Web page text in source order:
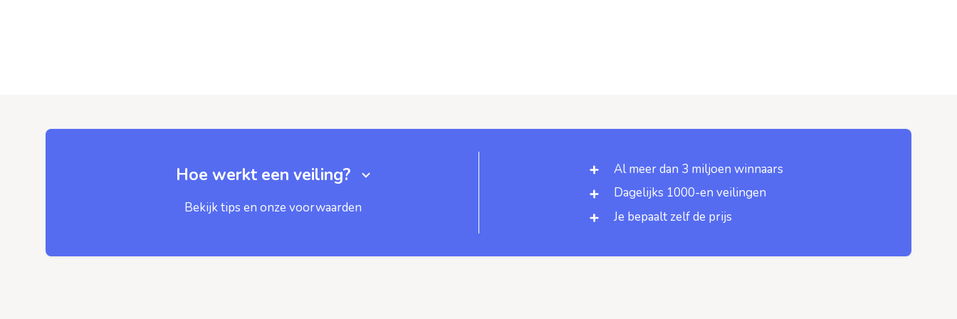
Hoe werkt een veiling?
Bekijk tips en onze voorwaarden
Al meer dan 3 miljoen winnaars
Dagelijks 1000-en veilingen
Je bepaalt zelf de prijs